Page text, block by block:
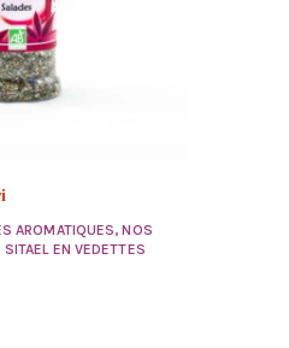
AROMATIQUES,NOS
EN VEDETTES